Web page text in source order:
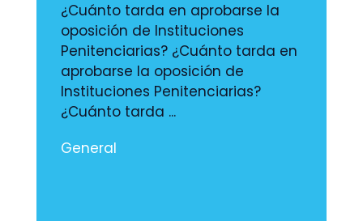
¿Cuánto tarda en aprobarse la
oposición de Instituciones
Penitenciarias? ¿Cuánto tarda en
aprobarse la oposición de
Instituciones Penitenciarias?
¿Cuánto tarda ...
General